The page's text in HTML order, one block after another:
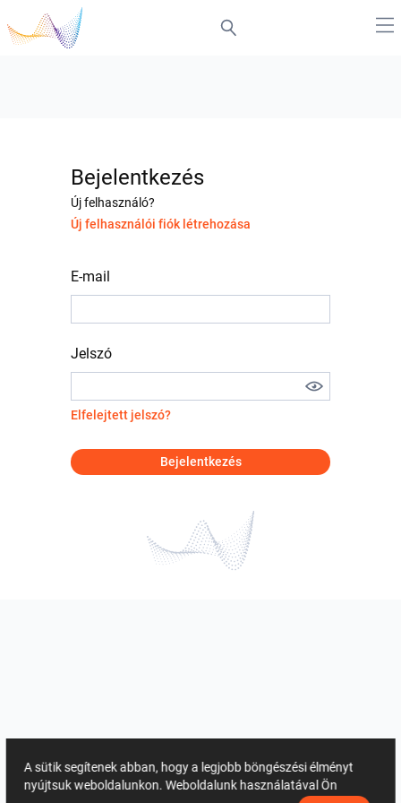
Bejelentkezés
Új felhasználó?
Új felhasználói fiók létrehozása
E-mail
Jelszó
Elfelejtett jelszó?
Bejelentkezés
A sütik segítenek abban, hogy a legjobb böngészési élményt
nyújtsuk weboldalunkon. Weboldalunk használatával Ön